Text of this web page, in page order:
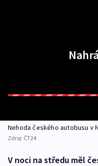
Nehoda českého autobusu v
Zdroj: ČT24
V noci na středu měl